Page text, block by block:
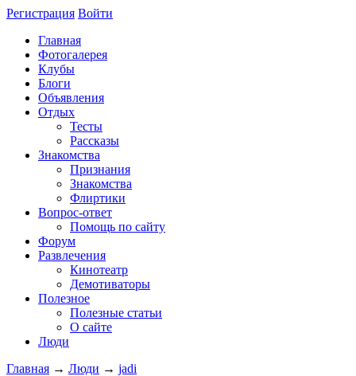
Регистрация Войти
Главная
Фотогалерея
Клубы
Блоги
Объявления
Отдых
Тесты
Рассказы
Знакомства
Признания
Знакомства
Флиртики
Вопрос-ответ
Помощь по сайту
Форум
Развлечения
Кинотеатр
Демотиваторы
Полезное
Полезные статьи
О сайте
Люди
Главная → Люди → jadi